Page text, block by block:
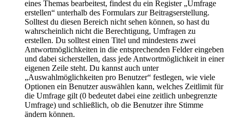
eines Themas bearbeitest, findest du ein Register „Umfrage
erstellen“ unterhalb des Formulars zur Beitragserstellung.
Solltest du diesen Bereich nicht sehen können, so hast du
wahrscheinlich nicht die Berechtigung, Umfragen zu
erstellen. Du solltest einen Titel und mindestens zwei
Antwortmöglichkeiten in die entsprechenden Felder eingeben
und dabei sicherstellen, dass jede Antwortmöglichkeit in einer
eigenen Zeile steht. Du kannst auch unter
„Auswahlmöglichkeiten pro Benutzer“ festlegen, wie viele
Optionen ein Benutzer auswählen kann, welches Zeitlimit für
die Umfrage gilt (0 bedeutet dabei eine zeitlich unbegrenzte
Umfrage) und schließlich, ob die Benutzer ihre Stimme
ändern können.